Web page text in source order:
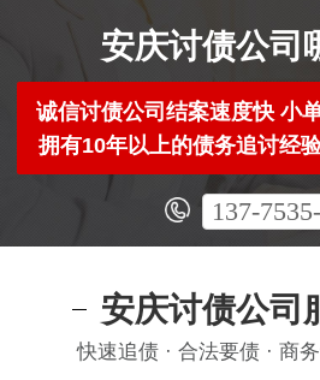
安庆讨债公司
诚信讨债公司结案速度快 小
拥有10年以上的债务追讨经
137-
安庆讨债公司
快速追债 · 合法要债 · 商